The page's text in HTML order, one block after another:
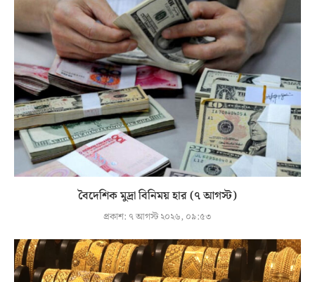
বৈদেশিক মুদ্রা বিনিময় হার (৭ আগস্ট)
প্রকাশ: ৭ আগস্ট ২০২৬, ০৯:৫৩